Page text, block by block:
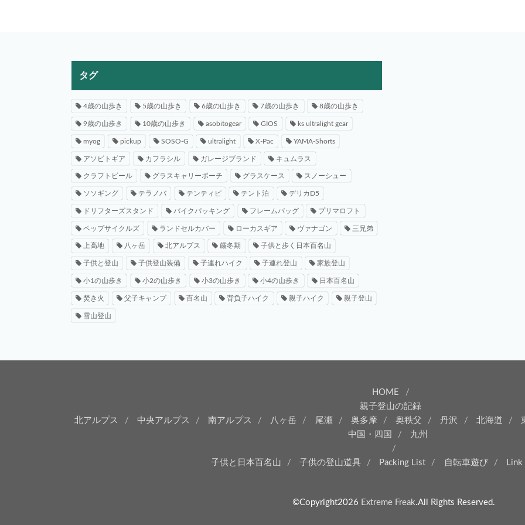
タグ
4歳の山歩き 5歳の山歩き 6歳の山歩き 7歳の山歩き 8歳の山歩き
9歳の山歩き 10歳の山歩き asobitogear GIOS ks ultralight gear
myog pickup SOSO-G ultralight X-Pac YAMA-Shorts
アソビトギア カフラシル ガレージブランド キュムラス
クラフトビール グラスキャリーポーチ グラスケース スノーシュー
ソソギング テラノバ テンティピ テント泊 デリカD5
ドリフターズスタンド バイクパッキング フレームバッグ プリマロフト
ペップサイクルズ ランドセルカバー ローカスギア ヴァナゴン 三兄弟
上高地 八ヶ岳 北アルプス 厳冬期 子供と歩く日本百名山
子供と登山 子供登山装備 子連れハイク 子連れ登山 家族登山
小1の山歩き 小2の山歩き 小3の山歩き 小4の山歩き 日本百名山
焚き火 父子キャンプ 百名山 背負子ハイク 親子ハイク 親子登山
雪山登山
HOME
親子登山の記録
北アルプス
中央アルプス 南アルプス 八ヶ岳 尾瀬 奥多摩 奥秩父 丹沢 北海道
中国・四国
九州
子供と日本百名山 子供の登山道具 Packing List 自転車遊び Link
©Copyright2026 Extreme Freak.All Rights Reserved.